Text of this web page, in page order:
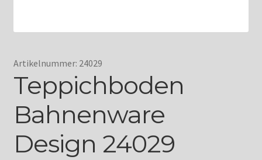
Artikelnummer: 24029
Teppichboden
Bahnenware
Design 24029